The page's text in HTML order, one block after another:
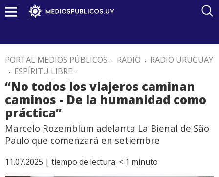
PORTAL MEDIOS PÚBLICOS . RADIO . RADIO URUGUAY
. ESPÍRITU LIBRE .
“No todos los viajeros caminan
caminos - De la humanidad como
práctica”
Marcelo Rozemblum adelanta La Bienal de São
Paulo que comenzará en setiembre
11.07.2025 | tiempo de lectura: < 1 minuto